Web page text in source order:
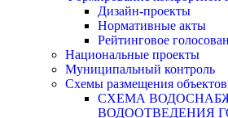
Дизайн-проекты
Нормативные акты
Рейтинговое
Национальные проекты
Муниципальный контроль
Схемы размещения объектов
СХЕМА
ВОДООТВЕДЕНИЯ